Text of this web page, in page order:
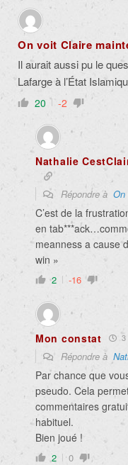
On voit Claire
Il aurait aussi pu le
Lafarge à l’État
20 -2
Nathalie
Répondre à On
C’est de la
en
meanness a cause
win »
2 -16
Mon constat 3
Répondre à
Par chance que
pseudo. Cela
commentaires
habituel.
Bien joué !
2 0